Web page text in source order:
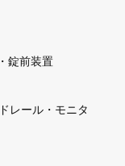
錠前装置
レール・モニタ